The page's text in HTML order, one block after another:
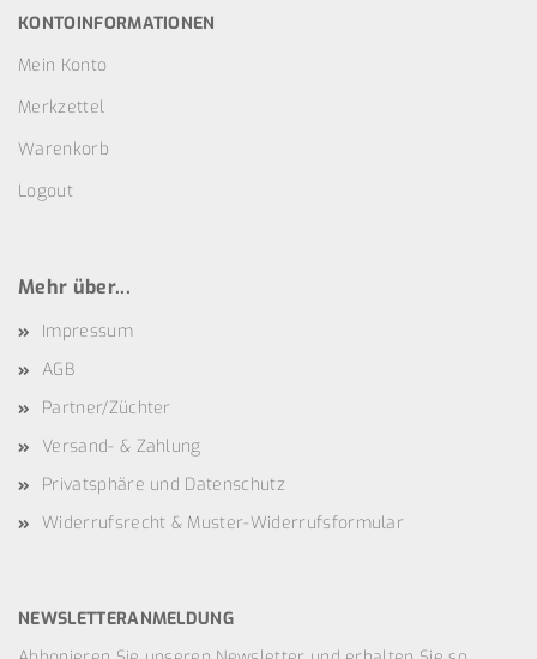
KONTOINFORMATIONEN
Mein Konto
Merkzettel
Warenkorb
Logout
Mehr über...
Impressum
AGB
Partner/Züchter
Versand- & Zahlung
Privatsphäre und Datenschutz
Widerrufsrecht & Muster-Widerrufsformular
NEWSLETTERANMELDUNG